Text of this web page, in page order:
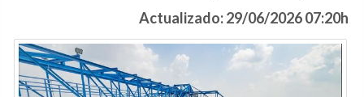
Actualizado: 29/06/2026 07:20h